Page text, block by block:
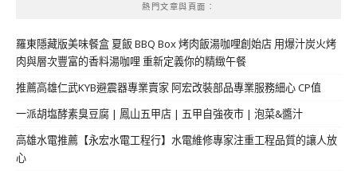
熱門文章與頁面︰
羅東隱藏版美味餐盒 夏飯 BBQ Box 烤肉飯湯咖哩創始店 用爆汁炭火烤
肉與層次豐富的香料湯咖哩 重新定義你的精緻午餐
推薦高雄仁武KYB避震器專業賣家 阿宏改裝部品專業服務細心 CP值
一派胡塩酵素臭豆腐 | 鳳山五甲店 | 五甲自強夜市 | 泡菜&醬汁
高雄水電推薦【永宏水電工程行】水電維修專家注重工程品質的讓人放
心